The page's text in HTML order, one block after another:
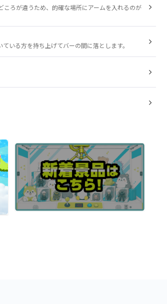
ろが違うため、的確な場所にアームを入れるのが
いる方を持ち上げてバーの間に落とします。